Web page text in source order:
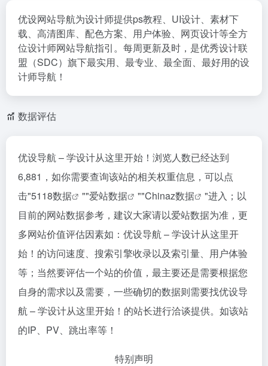
优设网站导航为设计师提供ps教程、UI设计、素材下
载、高清图库、配色方案、用户体验、网页设计等全方
位设计师网站导航指引。每周更新及时，是优秀设计联
盟（SDC）旗下最实用、最专业、最全面、最好用的设
计师导航！
数据评估
优设导航 – 学设计从这里开始！浏览人数已经达到
6,881，如你需要查询该站的相关权重信息，可以点
击"5118数据 ""爱站数据 ""Chinaz数据
"进入；以
目前的网站数据参考，建议大家请以爱站数据为准，更
多网站价值评估因素如：优设导航 – 学设计从这里开
始！的访问速度、搜索引擎收录以及索引量、用户体验
等；当然要评估一个站的价值，最主要还是需要根据您
自身的需求以及需要，一些确切的数据则需要找优设导
航 – 学设计从这里开始！的站长进行洽谈提供。如该站
的IP、PV、跳出率等！
特别声明